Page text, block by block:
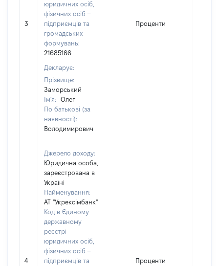
3
юридичних осіб,
фізичних осіб –
підприємців та
громадських
формувань:
21685166
Декларує:
Прізвище:
Заморський
Ім'я:
Олег
По батькові (за
наявності):
Володимирович
Проценти
4
Джерело доходу:
Юридична особа,
зареєстрована в
Україні
Найменування:
АТ "Укрексімбанк"
Код в Єдиному
державному
реєстрі
юридичних осіб,
фізичних осіб –
підприємців та
Проценти